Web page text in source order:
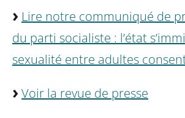
Lire notre communiqué de
du parti socialiste : l’état
sexualité entre adultes
Voir la revue de presse